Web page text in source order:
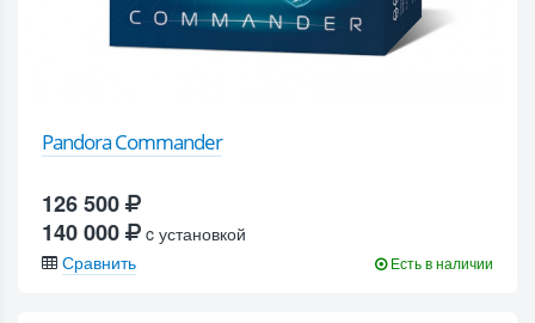
Pandora Commander
126 500
140 000
c установкой
Сравнить
Есть в наличии